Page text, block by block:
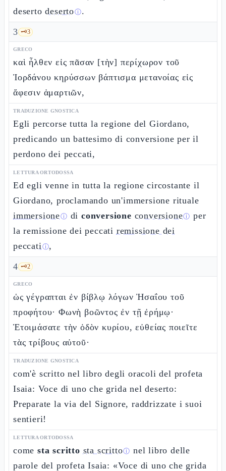
desertodesertoⓘ.
3 🗝️3
GRECO
καὶ ἦλθεν εἰς πᾶσαν [τὴν] περίχωρον τοῦ
Ἰορδάνου κηρύσσων βάπτισμα μετανοίας εἰς
ἄφεσιν ἁμαρτιῶν,
TRADUZIONE GNOSTICA
Egli percorse tutta la regione del Giordano,
predicando un battesimo di conversione per il
perdono dei peccati,
LETTURA ORTODOSSA
Ed egli venne in tutta la regione circostante il
Giordano, proclamando un'immersione rituale
immersioneⓘ diconversione conversioneⓘ per
la remissione dei peccati remissione dei
peccatiⓘ,
4 🗝️2
GRECO
ὡς γέγραπται ἐν βίβλῳ λόγων Ἠσαΐου τοῦ
προφήτου· Φωνὴ βοῶντος ἐν τῇ ἐρήμῳ·
Ἑτοιμάσατε τὴν ὁδὸν κυρίου, εὐθείας ποιεῖτε
τὰς τρίβους αὐτοῦ·
TRADUZIONE GNOSTICA
com'è scritto nel libro degli oracoli del profeta
Isaia: Voce di uno che grida nel deserto:
Preparate la via del Signore, raddrizzate i suoi
sentieri!
LETTURA ORTODOSSA
come sta scritto sta scrittoⓘ nel libro delle
parole del profeta Isaia: «Voce di uno che grida